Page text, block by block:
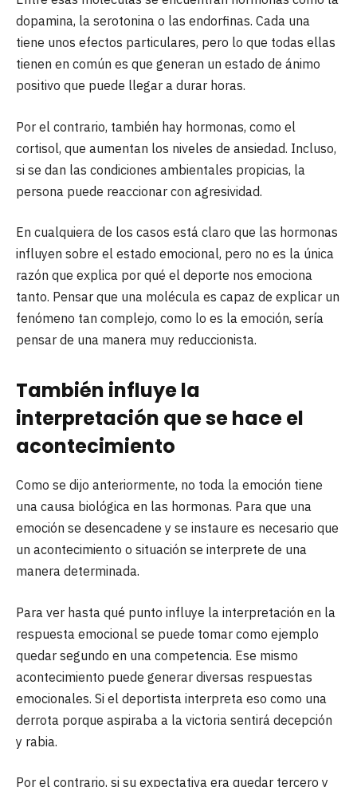
dopamina, la serotonina o las endorfinas. Cada una
tiene unos efectos particulares, pero lo que todas ellas
tienen en común es que generan un estado de ánimo
positivo que puede llegar a durar horas.
Por el contrario, también hay hormonas, como el
cortisol, que aumentan los niveles de ansiedad. Incluso,
si se dan las condiciones ambientales propicias, la
persona puede reaccionar con agresividad.
En cualquiera de los casos está claro que las hormonas
influyen sobre el estado emocional, pero no es la única
razón que explica por qué el deporte nos emociona
tanto. Pensar que una molécula es capaz de explicar un
fenómeno tan complejo, como lo es la emoción, sería
pensar de una manera muy reduccionista.
También influye la
interpretación que se hace el
acontecimiento
Como se dijo anteriormente, no toda la emoción tiene
una causa biológica en las hormonas. Para que una
emoción se desencadene y se instaure es necesario que
un acontecimiento o situación se interprete de una
manera determinada.
Para ver hasta qué punto influye la interpretación en la
respuesta emocional se puede tomar como ejemplo
quedar segundo en una competencia. Ese mismo
acontecimiento puede generar diversas respuestas
emocionales. Si el deportista interpreta eso como una
derrota porque aspiraba a la victoria sentirá decepción
y rabia.
Por el contrario, si su expectativa era quedar tercero y